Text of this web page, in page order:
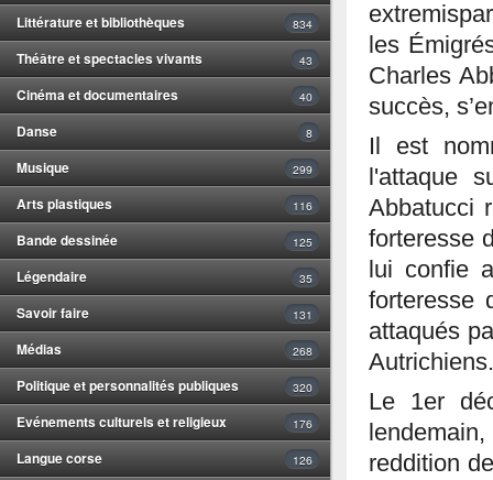
Littérature et bibliothèques 834
Théâtre et spectacles vivants 43
Cinéma et documentaires 40
Danse 8
Musique 299
Arts plastiques 116
Bande dessinée 125
Légendaire 35
Savoir faire 131
Médias 268
Politique et personnalités publiques 320
Evénements culturels et religieux 176
Langue corse 126
les
Charles
succès,
Il est
l'attaque
Abbatucci
forteresse
lui confie
forteresse
attaqués
Autrichiens.
Le 1er
reddition